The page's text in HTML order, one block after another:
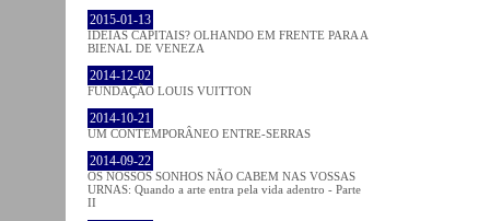
2015-01-13
IDEIAS CAPITAIS? OLHANDO EM FRENTE PARA A
BIENAL DE VENEZA
2014-12-02
FUNDAÇÃO LOUIS VUITTON
2014-10-21
UM CONTEMPORÂNEO ENTRE-SERRAS
2014-09-22
OS NOSSOS SONHOS NÃO CABEM NAS VOSSAS
URNAS: Quando a arte entra pela vida adentro - Parte
II